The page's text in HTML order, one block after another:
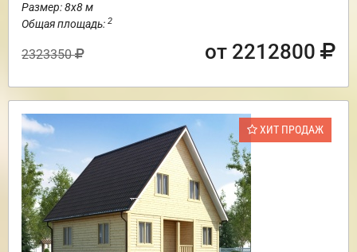
Размер: 8х8 м
Общая площадь: 2
2323350 от 2212800
ХИТ ПРОДАЖ